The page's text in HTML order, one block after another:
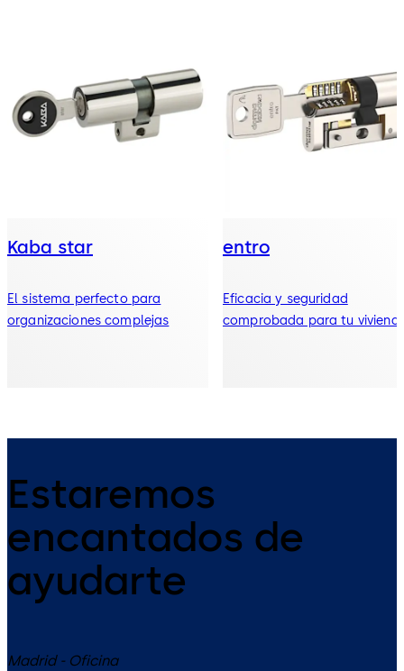
Kaba star
El sistema perfecto para
organizaciones complejas
entro
Eficacia y seguridad
comprobada para tu
Estaremos
encantados de
ayudarte
Madrid - Oficina